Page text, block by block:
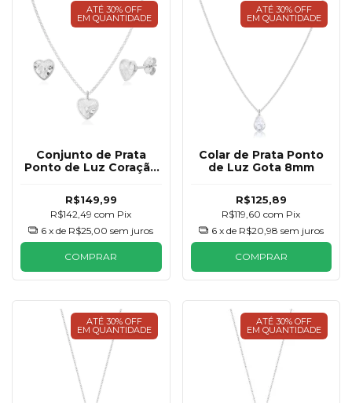
ATÉ 30% OFF
EM QUANTIDADE
Conjunto de Prata
Ponto de Luz Coração
R$149,99
R$142,49com Pix
6 x de R$25,00 sem juros
COMPRAR
ATÉ 30% OFF
EM QUANTIDADE
Colar de Prata Ponto
de Luz Gota 8mm
R$125,89
R$119,60com Pix
6 x de R$20,98 sem juros
COMPRAR
ATÉ 30% OFF
EM QUANTIDADE
ATÉ 30% OFF
EM QUANTIDADE